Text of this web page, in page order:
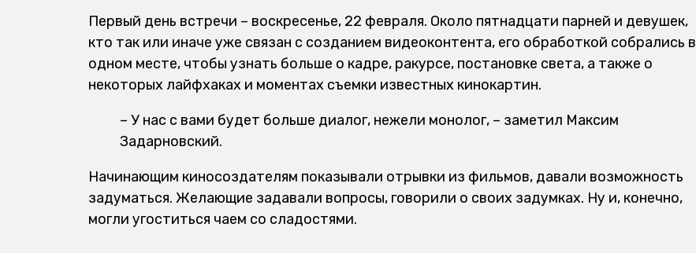
Первый день встречи – воскресенье, 22 февраля. Около пятнадцати парней и девушек,
кто так или иначе уже связан с созданием видеоконтента, его обработкой собрались в
одном месте, чтобы узнать больше о кадре, ракурсе, постановке света, а также о
некоторых лайфхаках и моментах съемки известных кинокартин.
– У нас с вами будет больше диалог, нежели монолог, – заметил Максим
Задарновский.
Начинающим киносоздателям показывали отрывки из фильмов, давали возможность
задуматься. Желающие задавали вопросы, говорили о своих задумках. Ну и, конечно,
могли угоститься чаем со сладостями.